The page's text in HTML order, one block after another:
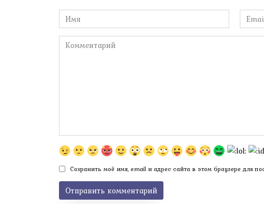
Имя
*
Email
*
Комментарий
Сохранить моё имя, email и адрес сайта в этом браузере для